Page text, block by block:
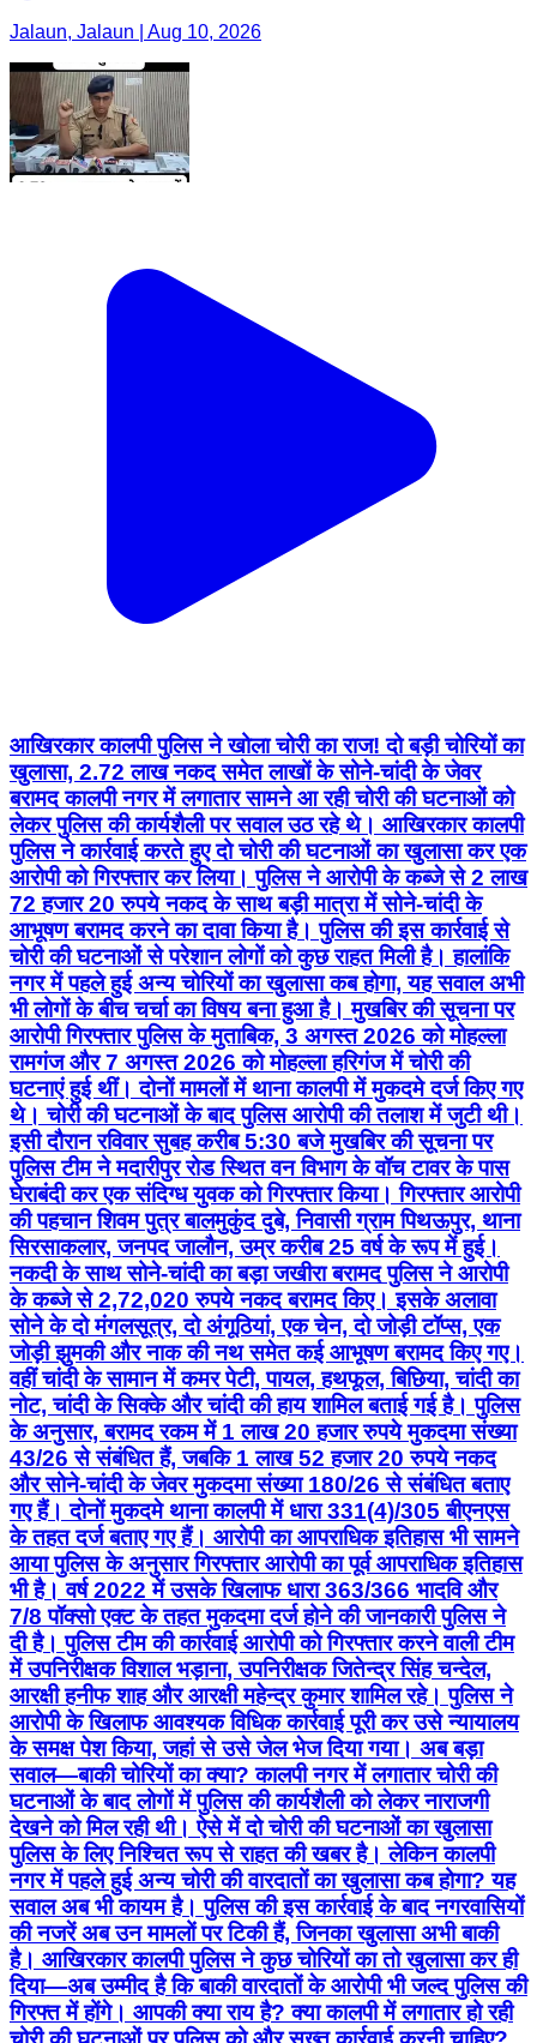
Jalaun, Jalaun | Aug 10, 2026
आखिरकार कालपी पुलिस ने खोला चोरी का राज! दो बड़ी चोरियों का
खुलासा, 2.72 लाख नकद समेत लाखों के सोने-चांदी के जेवर
बरामद कालपी नगर में लगातार सामने आ रही चोरी की घटनाओं को
लेकर पुलिस की कार्यशैली पर सवाल उठ रहे थे। आखिरकार कालपी
पुलिस ने कार्रवाई करते हुए दो चोरी की घटनाओं का खुलासा कर एक
आरोपी को गिरफ्तार कर लिया। पुलिस ने आरोपी के कब्जे से 2 लाख
72 हजार 20 रुपये नकद के साथ बड़ी मात्रा में सोने-चांदी के
आभूषण बरामद करने का दावा किया है। पुलिस की इस कार्रवाई से
चोरी की घटनाओं से परेशान लोगों को कुछ राहत मिली है। हालांकि
नगर में पहले हुई अन्य चोरियों का खुलासा कब होगा, यह सवाल अभी
भी लोगों के बीच चर्चा का विषय बना हुआ है। मुखबिर की सूचना पर
आरोपी गिरफ्तार पुलिस के मुताबिक, 3 अगस्त 2026 को मोहल्ला
रामगंज और 7 अगस्त 2026 को मोहल्ला हरिगंज में चोरी की
घटनाएं हुई थीं। दोनों मामलों में थाना कालपी में मुकदमे दर्ज किए गए
थे। चोरी की घटनाओं के बाद पुलिस आरोपी की तलाश में जुटी थी।
इसी दौरान रविवार सुबह करीब 5:30 बजे मुखबिर की सूचना पर
पुलिस टीम ने मदारीपुर रोड स्थित वन विभाग के वॉच टावर के पास
घेराबंदी कर एक संदिग्ध युवक को गिरफ्तार किया। गिरफ्तार आरोपी
की पहचान शिवम पुत्र बालमुकुंद दुबे, निवासी ग्राम पिथऊपुर, थाना
सिरसाकलार, जनपद जालौन, उम्र करीब 25 वर्ष के रूप में हुई।
नकदी के साथ सोने-चांदी का बड़ा जखीरा बरामद पुलिस ने आरोपी
के कब्जे से 2,72,020 रुपये नकद बरामद किए। इसके अलावा
सोने के दो मंगलसूत्र, दो अंगूठियां, एक चेन, दो जोड़ी टॉप्स, एक
जोड़ी झुमकी और नाक की नथ समेत कई आभूषण बरामद किए गए।
वहीं चांदी के सामान में कमर पेटी, पायल, हथफूल, बिछिया, चांदी का
नोट, चांदी के सिक्के और चांदी की हाय शामिल बताई गई है। पुलिस
के अनुसार, बरामद रकम में 1 लाख 20 हजार रुपये मुकदमा संख्या
43/26 से संबंधित हैं, जबकि 1 लाख 52 हजार 20 रुपये नकद
और सोने-चांदी के जेवर मुकदमा संख्या 180/26 से संबंधित बताए
गए हैं। दोनों मुकदमे थाना कालपी में धारा 331(4)/305 बीएनएस
के तहत दर्ज बताए गए हैं। आरोपी का आपराधिक इतिहास भी सामने
आया पुलिस के अनुसार गिरफ्तार आरोपी का पूर्व आपराधिक इतिहास
भी है। वर्ष 2022 में उसके खिलाफ धारा 363/366 भादवि और
7/8 पॉक्सो एक्ट के तहत मुकदमा दर्ज होने की जानकारी पुलिस ने
दी है। पुलिस टीम की कार्रवाई आरोपी को गिरफ्तार करने वाली टीम
में उपनिरीक्षक विशाल भड़ाना, उपनिरीक्षक जितेन्द्र सिंह चन्देल,
आरक्षी हनीफ शाह और आरक्षी महेन्द्र कुमार शामिल रहे। पुलिस ने
आरोपी के खिलाफ आवश्यक विधिक कार्रवाई पूरी कर उसे न्यायालय
के समक्ष पेश किया, जहां से उसे जेल भेज दिया गया। अब बड़ा
सवाल—बाकी चोरियों का क्या? कालपी नगर में लगातार चोरी की
घटनाओं के बाद लोगों में पुलिस की कार्यशैली को लेकर नाराजगी
देखने को मिल रही थी। ऐसे में दो चोरी की घटनाओं का खुलासा
पुलिस के लिए निश्चित रूप से राहत की खबर है। लेकिन कालपी
नगर में पहले हुई अन्य चोरी की वारदातों का खुलासा कब होगा? यह
सवाल अब भी कायम है। पुलिस की इस कार्रवाई के बाद नगरवासियों
की नजरें अब उन मामलों पर टिकी हैं, जिनका खुलासा अभी बाकी
है। आखिरकार कालपी पुलिस ने कुछ चोरियों का तो खुलासा कर ही
दिया—अब उम्मीद है कि बाकी वारदातों के आरोपी भी जल्द पुलिस की
गिरफ्त में होंगे। आपकी क्या राय है? क्या कालपी में लगातार हो रही